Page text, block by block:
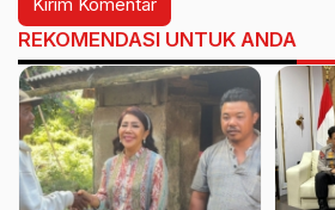
REKOMENDASI UNTUK ANDA